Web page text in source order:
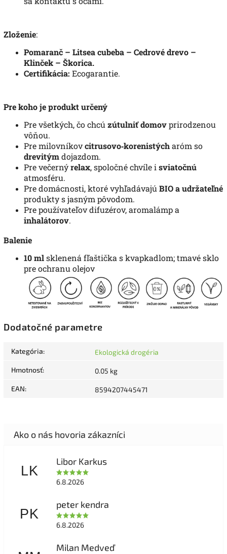
Zloženie:
Pomaranč – Litsea cubeba – Cedrové drevo –
Klinček – Škorica.
Certifikácia: Ecogarantie.
Pre koho je produkt určený
Pre všetkých, čo chcú zútulniť domovprirodzenou
vôňou.
Pre milovníkovcitrusovo‑korenistýcharóm so
drevitýmdojazdom.
Pre večernýrelax, spoločné chvíle i sviatočnú
atmosféru.
Pre domácnosti, ktoré vyhľadávajú BIO a udržateľné
produkty s jasným pôvodom.
Pre používateľov difuzérov, aromalámp a
inhalátorov.
Balenie
10 mlsklenená fľaštička s kvapkadlom; tmavé sklo
pre ochranu olejov
Dodatočné parametre
Kategória: Ekologická drogéria
Hmotnosť: 0.05 kg
EAN: 8594207445471
LK
Libor Karkus
6.8.2026
PK
peter kendra
6.8.2026
Milan Medveď